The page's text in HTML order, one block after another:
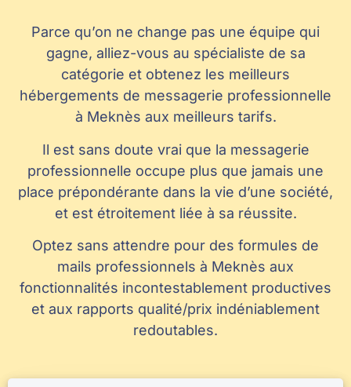
Parce qu’on ne change pas une équipe qui
gagne, alliez-vous au spécialiste de sa
catégorie et obtenez les meilleurs
hébergements de messagerie professionnelle
à Meknès aux meilleurs tarifs.
Il est sans doute vrai que la messagerie
professionnelle occupe plus que jamais une
place prépondérante dans la vie d’une société,
et est étroitement liée à sa réussite.
Optez sans attendre pour des formules de
mails professionnels à Meknès aux
fonctionnalités incontestablement productives
et aux rapports qualité/prix indéniablement
redoutables.